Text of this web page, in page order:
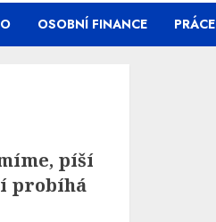
OSOBNÍ FINANCE PRÁCE
píší
probíhá